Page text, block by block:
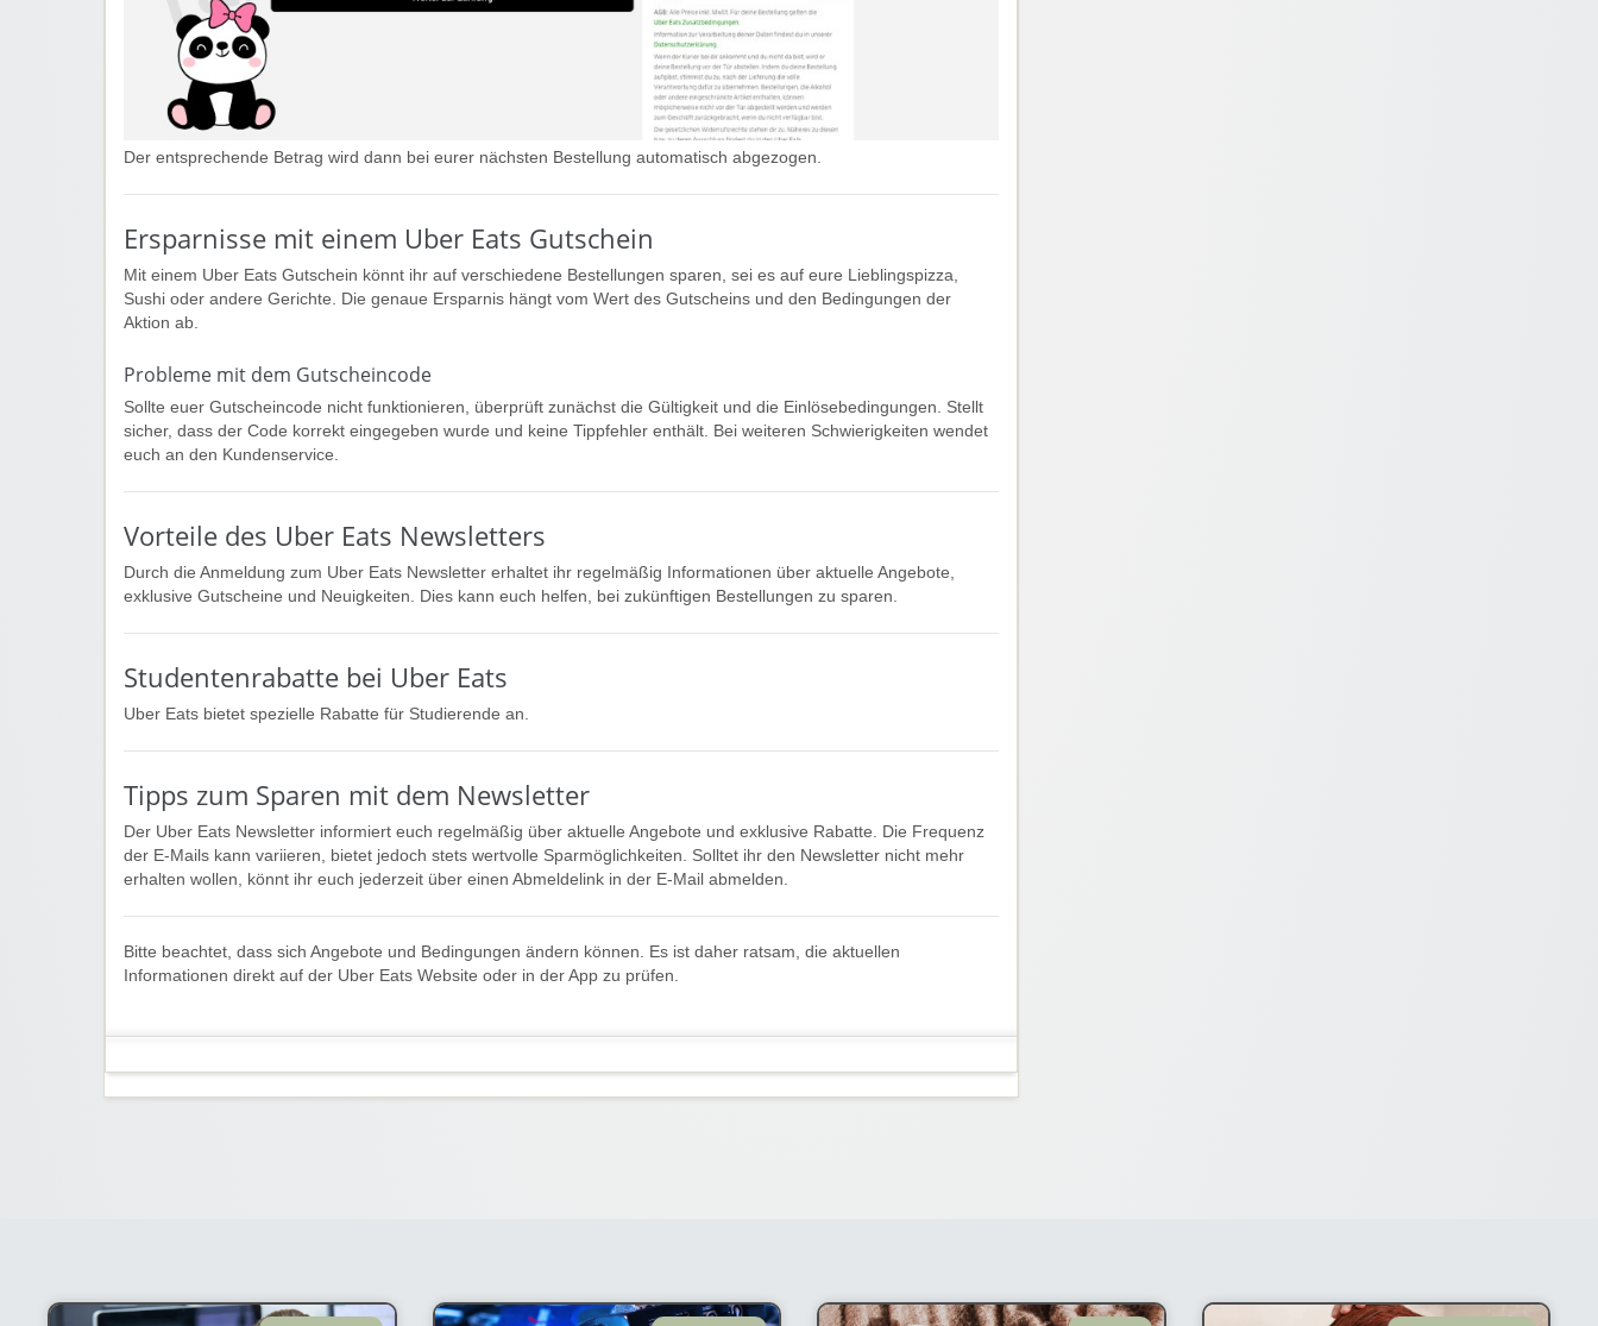
Der entsprechende Betrag wird dann bei eurer nächsten Bestellung automatisch abgezogen.
Ersparnisse mit einem Uber Eats Gutschein
Mit einem Uber Eats Gutschein könnt ihr auf verschiedene Bestellungen sparen, sei es auf eure Lieblingspizza,
Sushi oder andere Gerichte. Die genaue Ersparnis hängt vom Wert des Gutscheins und den Bedingungen der
Aktion ab.
Probleme mit dem Gutscheincode
Sollte euer Gutscheincode nicht funktionieren, überprüft zunächst die Gültigkeit und die Einlösebedingungen. Stellt
sicher, dass der Code korrekt eingegeben wurde und keine Tippfehler enthält. Bei weiteren Schwierigkeiten wendet
euch an den Kundenservice.
Vorteile des Uber Eats Newsletters
Durch die Anmeldung zum Uber Eats Newsletter erhaltet ihr regelmäßig Informationen über aktuelle Angebote,
exklusive Gutscheine und Neuigkeiten. Dies kann euch helfen, bei zukünftigen Bestellungen zu sparen.
Studentenrabatte bei Uber Eats
Uber Eats bietet spezielle Rabatte für Studierende an.
Tipps zum Sparen mit dem Newsletter
Der Uber Eats Newsletter informiert euch regelmäßig über aktuelle Angebote und exklusive Rabatte. Die Frequenz
der E-Mails kann variieren, bietet jedoch stets wertvolle Sparmöglichkeiten. Solltet ihr den Newsletter nicht mehr
erhalten wollen, könnt ihr euch jederzeit über einen Abmeldelink in der E-Mail abmelden.
Bitte beachtet, dass sich Angebote und Bedingungen ändern können. Es ist daher ratsam, die aktuellen
Informationen direkt auf der Uber Eats Website oder in der App zu prüfen.